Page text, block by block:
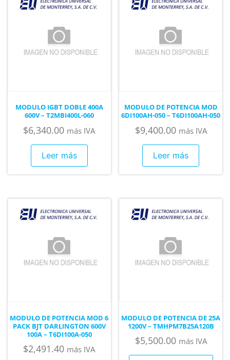
MODULO IGBT DOBLE 400A
600V – T2MBI400L-060
$6,340.00 más IVA
Leer más
MODULO DE POTENCIA MOD
6DI100AH-050 – T6DI100AH-050
$9,400.00 más IVA
Leer más
MODULO DE POTENCIA MOD 6
PACK BJT DARLINGTON 600V
100A – T6DI100A-050
$2,491.40 más IVA
MODULO DE POTENCIA DE 25A
1200V – TMHPM7B25A120B
$5,500.00 más IVA